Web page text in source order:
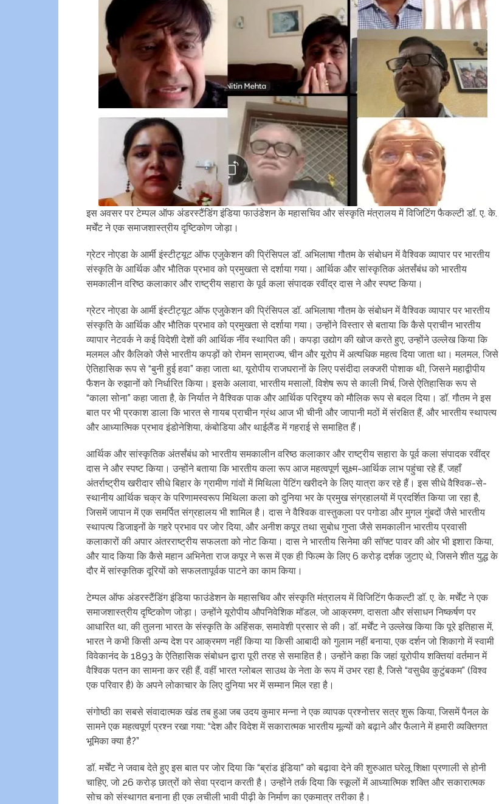
इस अवसर पर टेम्पल ऑफ अंडरस्टैंडिंग इंडिया फाउंडेशन के महासचिव और संस्कृति मंत्रालय में विजिटिंग फैकल्टी डॉ. ए. के.
मर्चेंट ने एक समाजशास्त्रीय दृष्टिकोण जोड़ा।
ग्रेटर नोएडा के आर्मी इंस्टीट्यूट ऑफ एजुकेशन की प्रिंसिपल डॉ. अभिलाषा गौतम के संबोधन में वैश्विक व्यापार पर भारतीय
संस्कृति के आर्थिक और भौतिक प्रभाव को प्रमुखता से दर्शाया गया। आर्थिक और सांस्कृतिक अंतर्संबंध को भारतीय
समकालीन वरिष्ठ कलाकार और राष्ट्रीय सहारा के पूर्व कला संपादक रवींद्र दास ने और स्पष्ट किया।
ग्रेटर नोएडा के आर्मी इंस्टीट्यूट ऑफ एजुकेशन की प्रिंसिपल डॉ. अभिलाषा गौतम के संबोधन में वैश्विक व्यापार पर भारतीय
संस्कृति के आर्थिक और भौतिक प्रभाव को प्रमुखता से दर्शाया गया। उन्होंने विस्तार से बताया कि कैसे प्राचीन भारतीय
व्यापार नेटवर्क ने कई विदेशी देशों की आर्थिक नींव स्थापित की। कपड़ा उद्योग की खोज करते हुए, उन्होंने उल्लेख किया कि
मलमल और कैलिको जैसे भारतीय कपड़ों को रोमन साम्राज्य, चीन और यूरोप में अत्यधिक महत्व दिया जाता था। मलमल, जिसे
ऐतिहासिक रूप से “बुनी हुई हवा” कहा जाता था, यूरोपीय राजघरानों के लिए पसंदीदा लक्जरी पोशाक थी, जिसने महाद्वीपीय
फैशन के रुझानों को निर्धारित किया। इसके अलावा, भारतीय मसालों, विशेष रूप से काली मिर्च, जिसे ऐतिहासिक रूप से
“काला सोना” कहा जाता है, के निर्यात ने वैश्विक पाक और आर्थिक परिदृश्य को मौलिक रूप से बदल दिया। डॉ. गौतम ने इस
बात पर भी प्रकाश डाला कि भारत से गायब प्राचीन ग्रंथ आज भी चीनी और जापानी मठों में संरक्षित हैं, और भारतीय स्थापत्य
और आध्यात्मिक प्रभाव इंडोनेशिया, कंबोडिया और थाईलैंड में गहराई से समाहित हैं।
आर्थिक और सांस्कृतिक अंतर्संबंध को भारतीय समकालीन वरिष्ठ कलाकार और राष्ट्रीय सहारा के पूर्व कला संपादक रवींद्र
दास ने और स्पष्ट किया। उन्होंने बताया कि भारतीय कला रूप आज महत्वपूर्ण सूक्ष्म-आर्थिक लाभ पहुंचा रहे हैं, जहाँ
अंतर्राष्ट्रीय खरीदार सीधे बिहार के ग्रामीण गांवों में मिथिला पेंटिंग खरीदने के लिए यात्रा कर रहे हैं। इस सीधे वैश्विक-से-
स्थानीय आर्थिक चक्र के परिणामस्वरूप मिथिला कला को दुनिया भर के प्रमुख संग्रहालयों में प्रदर्शित किया जा रहा है,
जिसमें जापान में एक समर्पित संग्रहालय भी शामिल है। दास ने वैश्विक वास्तुकला पर पगोडा और मुगल गुंबदों जैसे भारतीय
स्थापत्य डिजाइनों के गहरे प्रभाव पर जोर दिया, और अनीश कपूर तथा सुबोध गुप्ता जैसे समकालीन भारतीय प्रवासी
कलाकारों की अपार अंतरराष्ट्रीय सफलता को नोट किया। दास ने भारतीय सिनेमा की सॉफ्ट पावर की ओर भी इशारा किया,
और याद किया कि कैसे महान अभिनेता राज कपूर ने रूस में एक ही फिल्म के लिए 6 करोड़ दर्शक जुटाए थे, जिसने शीत युद्ध के
दौर में सांस्कृतिक दूरियों को सफलतापूर्वक पाटने का काम किया।
टेम्पल ऑफ अंडरस्टैंडिंग इंडिया फाउंडेशन के महासचिव और संस्कृति मंत्रालय में विजिटिंग फैकल्टी डॉ. ए. के. मर्चेंट ने एक
समाजशास्त्रीय दृष्टिकोण जोड़ा। उन्होंने यूरोपीय औपनिवेशिक मॉडल, जो आक्रमण, दासता और संसाधन निष्कर्षण पर
आधारित था, की तुलना भारत के संस्कृति के अहिंसक, समावेशी प्रसार से की। डॉ. मर्चेंट ने उल्लेख किया कि पूरे इतिहास में,
भारत ने कभी किसी अन्य देश पर आक्रमण नहीं किया या किसी आबादी को गुलाम नहीं बनाया, एक दर्शन जो शिकागो में स्वामी
विवेकानंद के 1893 के ऐतिहासिक संबोधन द्वारा पूरी तरह से समाहित है। उन्होंने कहा कि जहां यूरोपीय शक्तियां वर्तमान में
वैश्विक पतन का सामना कर रही हैं, वहीं भारत ग्लोबल साउथ के नेता के रूप में उभर रहा है, जिसे “वसुधैव कुटुंबकम” (विश्व
एक परिवार है) के अपने लोकाचार के लिए दुनिया भर में सम्मान मिल रहा है।
संगोष्ठी का सबसे संवादात्मक खंड तब हुआ जब उदय कुमार मन्ना ने एक व्यापक प्रश्नोत्तर सत्र शुरू किया, जिसमें पैनल के
सामने एक महत्वपूर्ण प्रश्न रखा गया: “देश और विदेश में सकारात्मक भारतीय मूल्यों को बढ़ाने और फैलाने में हमारी व्यक्तिगत
भूमिका क्या है?”
डॉ. मर्चेंट ने जवाब देते हुए इस बात पर जोर दिया कि “ब्रांड इंडिया” को बढ़ावा देने की शुरुआत घरेलू शिक्षा प्रणाली से होनी
चाहिए, जो 26 करोड़ छात्रों को सेवा प्रदान करती है। उन्होंने तर्क दिया कि स्कूलों में आध्यात्मिक शक्ति और सकारात्मक
सोच को संस्थागत बनाना ही एक लचीली भावी पीढ़ी के निर्माण का एकमात्र तरीका है।